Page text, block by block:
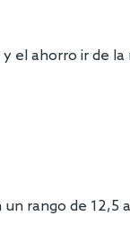
ahorro ir de la
rango de 12,5